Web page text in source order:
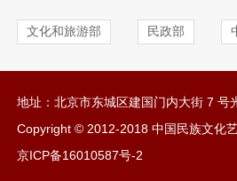
文化和旅游部 民政部
地址：北京市东城区建国门内大街 7 号
Copyright © 2012-2018 中国民族文化
京ICP备16010587号-2